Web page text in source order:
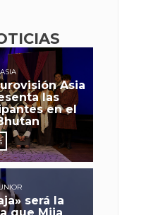
Asia
las
en el
será la